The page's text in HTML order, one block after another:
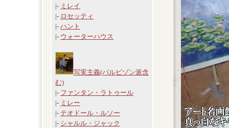
|- ミレイ
|- ロセッティ
|- ハント
|- ウォーターハウス
写実主義(バルビゾン派含
む)
|- ファンタン・ラトゥール
|- ミレー
|- テオドール・ルソー
|- シャルル・ジャック